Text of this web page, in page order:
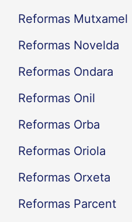
Reformas Mutxamel
Reformas Novelda
Reformas Ondara
Reformas Onil
Reformas Orba
Reformas Oriola
Reformas Orxeta
Reformas Parcent